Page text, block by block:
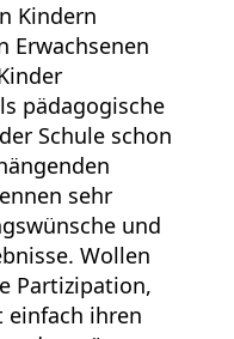
Kindern
Erwachsenen
pädagogische
Schule schon
sehr
und
Wollen
Partizipation,
einfach ihren